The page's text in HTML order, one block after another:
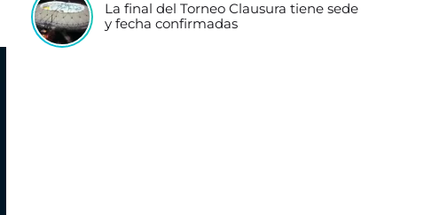
La final del Torneo Clausura tiene sede
y fecha confirmadas